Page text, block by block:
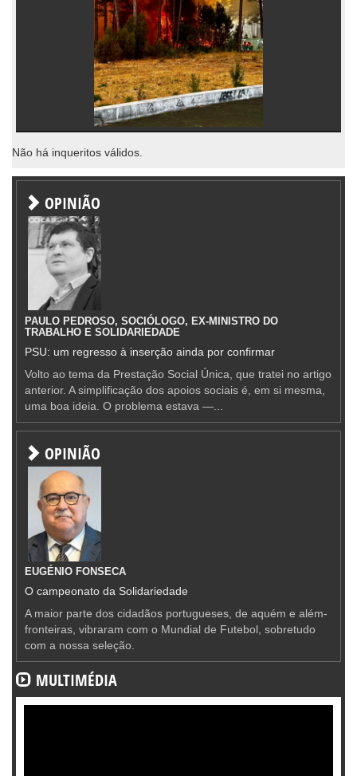
Não há inqueritos válidos.
OPINIÃO
PAULO PEDROSO, SOCIÓLOGO, EX-MINISTRO DO
TRABALHO E SOLIDARIEDADE
PSU: um regresso à inserção ainda por confirmar
Volto ao tema da Prestação Social Única, que tratei no artigo
anterior. A simplificação dos apoios sociais é, em si mesma,
uma boa ideia. O problema estava —...
OPINIÃO
EUGÉNIO FONSECA
O campeonato da Solidariedade
A maior parte dos cidadãos portugueses, de aquém e além-
fronteiras, vibraram com o Mundial de Futebol, sobretudo
com a nossa seleção.
MULTIMÉDIA